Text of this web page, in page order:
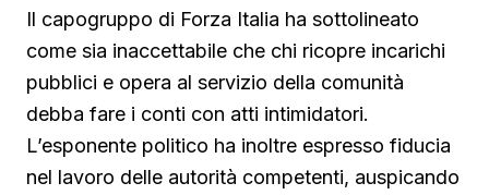
Il capogruppo di Forza Italia ha sottolineato
come sia inaccettabile che chi ricopre incarichi
pubblici e opera al servizio della comunità
debba fare i conti con atti intimidatori.
L’esponente politico ha inoltre espresso fiducia
nel lavoro delle autorità competenti, auspicando